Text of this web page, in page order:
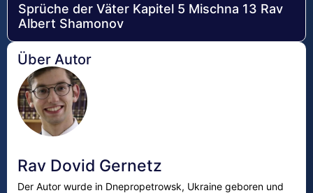
Sprüche der Väter Kapitel 5 Mischna 13 Rav
Albert Shamonov
Über Autor
Rav Dovid Gernetz
Der Autor wurde in Dnepropetrowsk, Ukraine geboren und